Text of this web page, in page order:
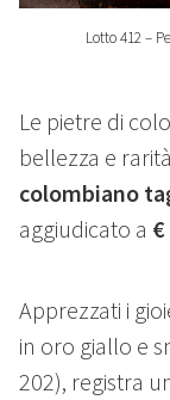
Lotto 412 –
Le pietre di
bellezza e
colombiano
aggiudicato a €
Apprezzati i
in oro giallo e
202), registra